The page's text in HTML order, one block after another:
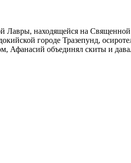
Лавры, находящейся на
городе Тразепунд,
Афанасий объединял скиты и